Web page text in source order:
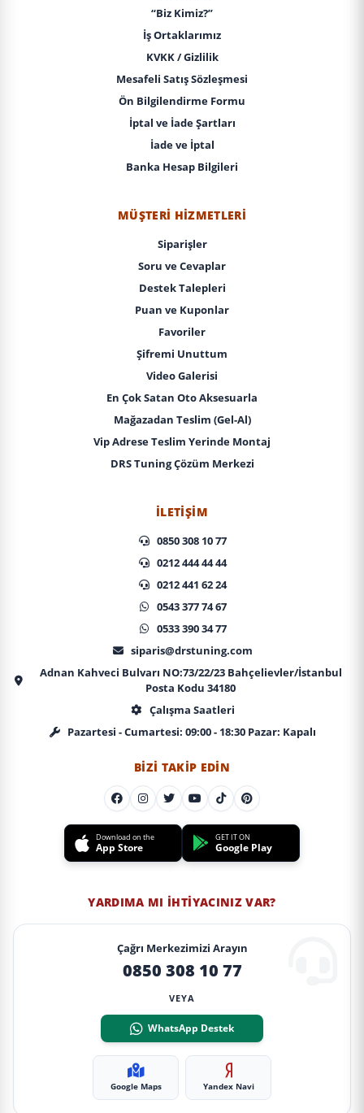
“Biz Kimiz?”
İş Ortaklarımız
KVKK / Gizlilik
Mesafeli Satış Sözleşmesi
Ön Bilgilendirme Formu
İptal ve İade Şartları
İade ve İptal
Banka Hesap Bilgileri
MÜŞTERI HIZMETLERI
Siparişler
Soru ve Cevaplar
Destek Talepleri
Puan ve Kuponlar
Favoriler
Şifremi Unuttum
Video Galerisi
En Çok Satan Oto Aksesuarla
Mağazadan Teslim (Gel-Al)
Vip Adrese Teslim Yerinde Montaj
DRS Tuning Çözüm Merkezi
İLETIŞIM
0850 308 10 77
0212 444 44 44
0212 441 62 24
0543 377 74 67
0533 390 34 77
siparis@drstuning.com
Adnan Kahveci Bulvarı NO:73/22/23 Bahçelievler/İstanbul
Posta Kodu 34180
Çalışma Saatleri
Pazartesi - Cumartesi: 09:00 - 18:30 Pazar: Kapalı
BIZI TAKIP EDIN
Download on the
App Store
GET IT ON
Google Play
YARDIMA MI İHTIYACINIZ VAR?
Çağrı Merkezimizi Arayın
0850 308 10 77
VEYA
WhatsApp Destek
Google Maps Yandex Navi